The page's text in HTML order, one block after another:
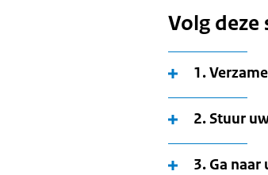
Volg deze
1.
2. Stuur
3. Ga